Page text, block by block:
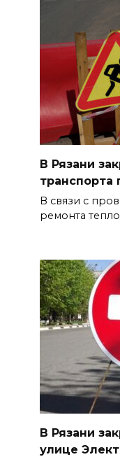
В Рязани
транспорта
В связи с
ремонта
В Рязани
улице